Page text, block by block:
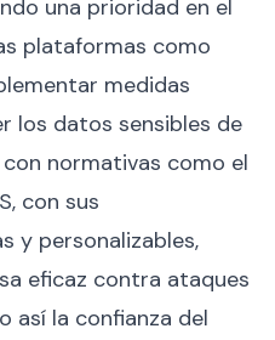
una prioridad en el
plataformas como
medidas
los datos sensibles de
normativas como el
con sus
y personalizables,
eficaz contra ataques
así la confianza del